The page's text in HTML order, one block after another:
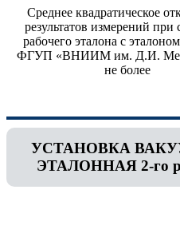
Среднее квадратическое
результатов измерений при
рабочего эталона с
ФГУП «ВНИИМ им. Д.И.
не более
УСТАНОВКА
ЭТАЛОННАЯ 2-го